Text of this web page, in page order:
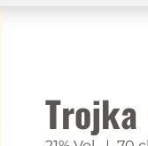
Trojka